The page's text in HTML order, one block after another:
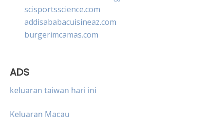
scisportsscience.com
addisababacuisineaz.com
burgerimcamas.com
ADS
keluaran taiwan hari ini
Keluaran Macau